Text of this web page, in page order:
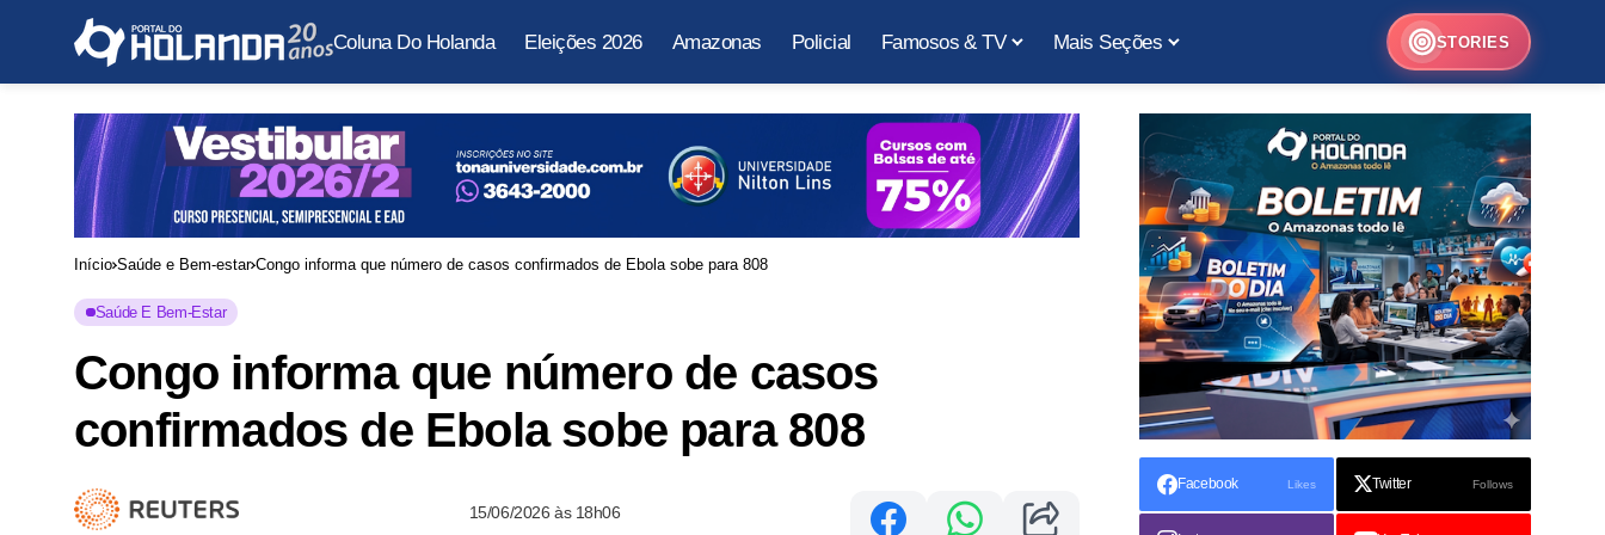
Coluna Do Holanda Eleições 2026 Amazonas Policial Famosos & TV Mais Seções STORIES
Início Saúde e Bem-estar Congo informa que número de casos confirmados de Ebola sobe para 808
Saúde E Bem-Estar
Congo informa que número de casos
confirmados de Ebola sobe para 808
15/06/2026 às 18h06
Facebook Likes Twitter Follows